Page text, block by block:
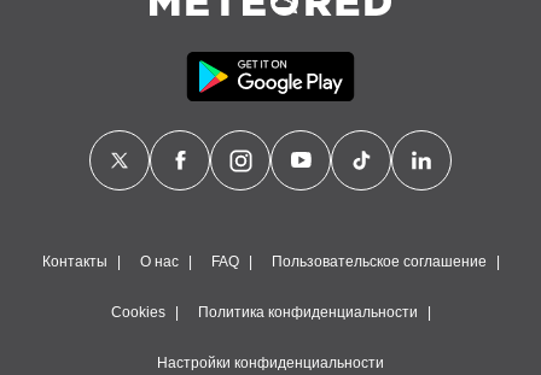
Контакты О нас FAQ Пользовательское соглашение
Cookies Политика конфиденциальности
Настройки конфиденциальности